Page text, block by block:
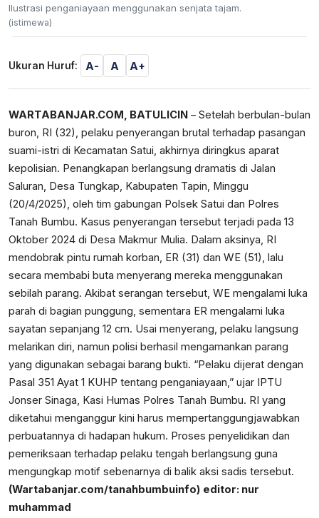
Ilustrasi penganiayaan menggunakan senjata tajam.
(istimewa)
Ukuran Huruf: A- A A+
WARTABANJAR.COM, BATULICIN – Setelah berbulan-bulan
buron, RI (32), pelaku penyerangan brutal terhadap pasangan
suami-istri di Kecamatan Satui, akhirnya diringkus aparat
kepolisian. Penangkapan berlangsung dramatis di Jalan
Saluran, Desa Tungkap, Kabupaten Tapin, Minggu
(20/4/2025), oleh tim gabungan Polsek Satui dan Polres
Tanah Bumbu. Kasus penyerangan tersebut terjadi pada 13
Oktober 2024 di Desa Makmur Mulia. Dalam aksinya, RI
mendobrak pintu rumah korban, ER (31) dan WE (51), lalu
secara membabi buta menyerang mereka menggunakan
sebilah parang. Akibat serangan tersebut, WE mengalami luka
parah di bagian punggung, sementara ER mengalami luka
sayatan sepanjang 12 cm. Usai menyerang, pelaku langsung
melarikan diri, namun polisi berhasil mengamankan parang
yang digunakan sebagai barang bukti. “Pelaku dijerat dengan
Pasal 351 Ayat 1 KUHP tentang penganiayaan,” ujar IPTU
Jonser Sinaga, Kasi Humas Polres Tanah Bumbu. RI yang
diketahui menganggur kini harus mempertanggungjawabkan
perbuatannya di hadapan hukum. Proses penyelidikan dan
pemeriksaan terhadap pelaku tengah berlangsung guna
mengungkap motif sebenarnya di balik aksi sadis tersebut.
(Wartabanjar.com/tanahbumbuinfo) editor: nur
muhammad